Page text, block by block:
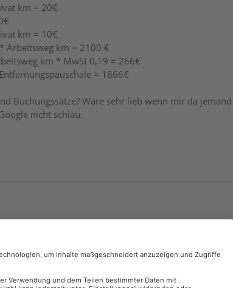
km = 20€
km = 10€
Arbeitsweg km = 2100 €
km * MwSt 0,19 = 266€
= 1866€
Buchungssätze? Wäre sehr lieb wenn mir da
nicht schlau.